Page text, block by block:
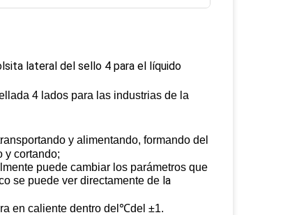
lateral del sello 4 para el líquido
4 lados para las industrias de la
y alimentando, formando del
y cortando;
puede cambiar los parámetros que
se puede ver directamente de la
en caliente dentro del ℃del ±1.